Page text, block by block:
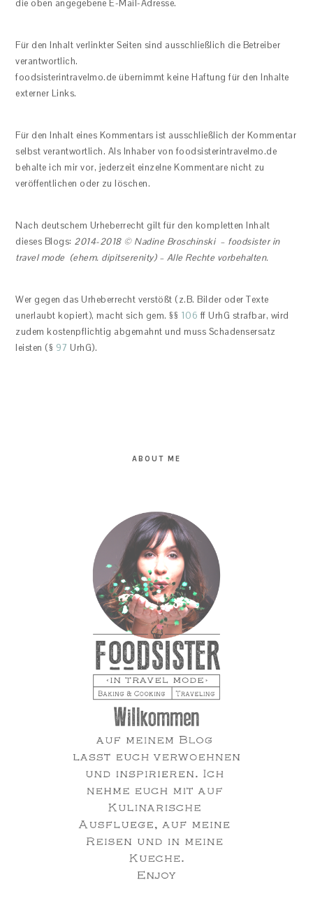
die oben angegebene E-Mail-Adresse.
Für den Inhalt verlinkter Seiten sind ausschließlich die Betreiber
verantwortlich.
foodsisterintravelmo.de übernimmt keine Haftung für den Inhalte
externer Links.
Für den Inhalt eines Kommentars ist ausschließlich der Kommentar
selbst verantwortlich. Als Inhaber von foodsisterintravelmo.de
behalte ich mir vor, jederzeit einzelne Kommentare nicht zu
veröffentlichen oder zu löschen.
Nach deutschem Urheberrecht gilt für den kompletten Inhalt
dieses Blogs: 2014-2018 © Nadine Broschinski – foodsister in
travel mode (ehem. dipitserenity) – Alle Rechte vorbehalten.
Wer gegen das Urheberrecht verstößt (z.B. Bilder oder Texte
unerlaubt kopiert), macht sich gem. §§ 106 ff UrhG strafbar, wird
zudem kostenpflichtig abgemahnt und muss Schadensersatz
leisten (§ 97 UrhG).
ABOUT ME